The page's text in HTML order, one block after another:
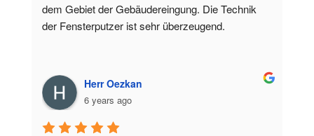
dem Gebiet der Gebäudereingung. Die Technik
der Fensterputzer ist sehr überzeugend.
Herr Oezkan
6 years ago